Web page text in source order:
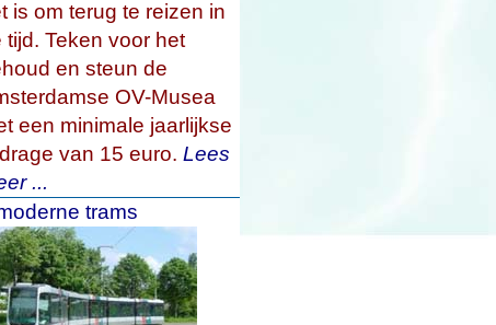
is om terug te reizen in
tijd. Teken voor het
en steun de
OV-Musea
een minimale jaarlijkse
van 15 euro. Lees
...
trams